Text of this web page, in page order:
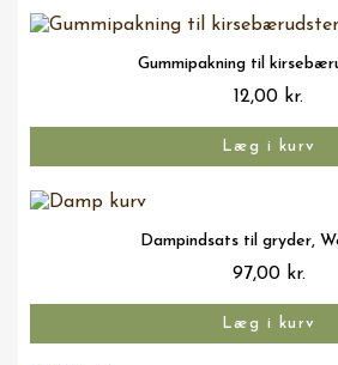
Vis her
Gummipakning til
12,00 kr.
Læg i kurv
Vis her
Dampindsats til gryder,
97,00 kr.
Læg i kurv